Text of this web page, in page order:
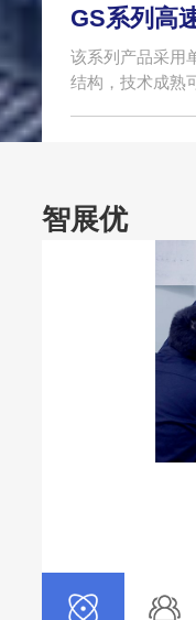
GS系列高
该系列产品采用
结构，技术成熟
智展优